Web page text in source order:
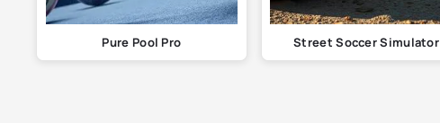
Pure Pool Pro Street Soccer Simulator